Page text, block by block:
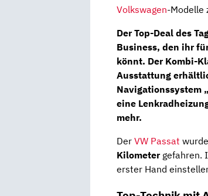
Volkswagen-Modelle
Der Top-Deal des
Business, den ihr
könnt. Der Kombi-
Ausstattung
Navigationssystem
eine
mehr.
Der VW Passat
Kilometergefahren.
erster Hand